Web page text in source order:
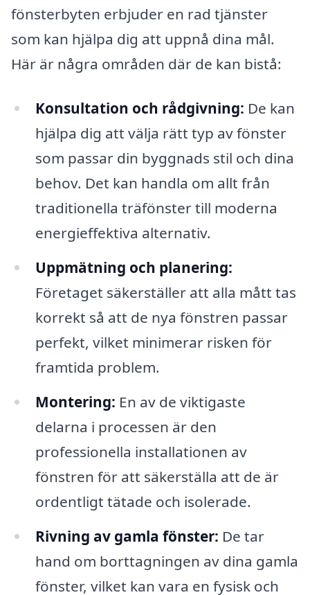
fönsterbyten erbjuder en rad tjänster
som kan hjälpa dig att uppnå dina mål.
Här är några områden där de kan bistå:
Konsultation och rådgivning: De kan
hjälpa dig att välja rätt typ av fönster
som passar din byggnads stil och dina
behov. Det kan handla om allt från
traditionella träfönster till moderna
energieffektiva alternativ.
Uppmätning och planering:
Företaget säkerställer att alla mått tas
korrekt så att de nya fönstren passar
perfekt, vilket minimerar risken för
framtida problem.
Montering: En av de viktigaste
delarna i processen är den
professionella installationen av
fönstren för att säkerställa att de är
ordentligt tätade och isolerade.
Rivning av gamla fönster: De tar
hand om borttagningen av dina gamla
fönster, vilket kan vara en fysisk och